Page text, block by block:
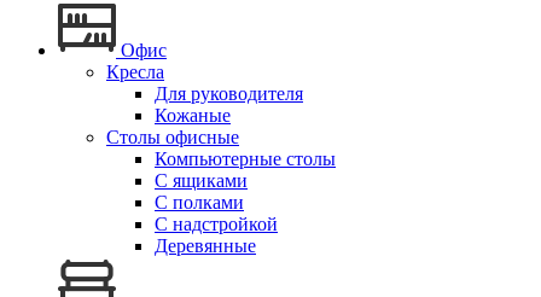
Офис
Кресла
Для руководителя
Кожаные
Столы офисные
Компьютерные столы
С ящиками
С полками
С надстройкой
Деревянные